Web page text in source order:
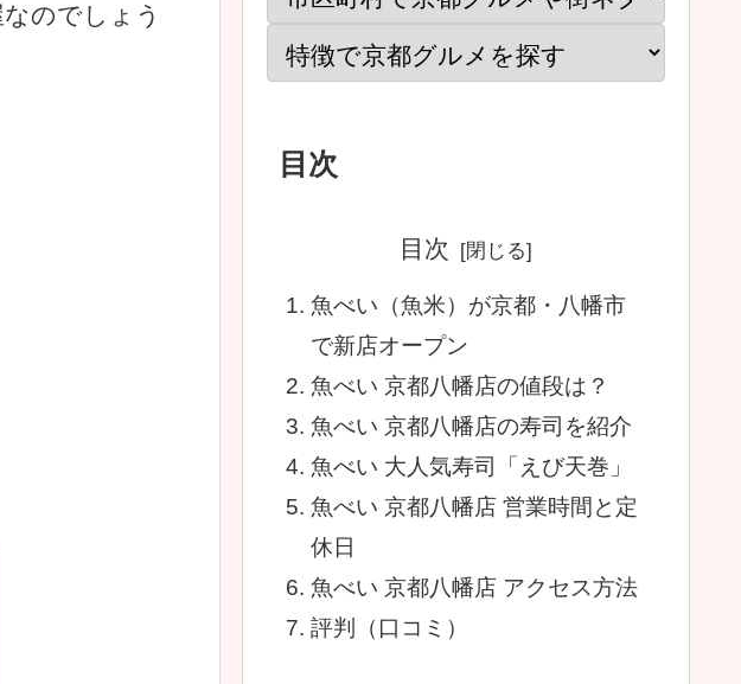
のでしょう
目次
目次
魚べい（魚米）が京都・八幡市
で新店オープン
魚べい 京都八幡店の値段は？
魚べい 京都八幡店の寿司を紹介
魚べい 大人気寿司「えび天巻」
魚べい 京都八幡店 営業時間と定
休日
魚べい 京都八幡店 アクセス方法
評判（口コミ）